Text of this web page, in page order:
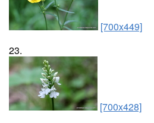
[700x449]
23.
[700x428]